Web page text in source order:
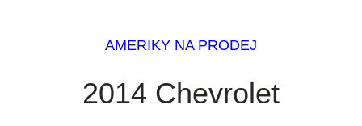
AMERIKY NA PRODEJ
2014 Chevrolet